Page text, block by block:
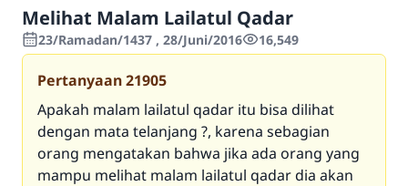
Melihat Malam Lailatul Qadar
23/Ramadan/1437 , 28/Juni/2016 16,549
Pertanyaan21905
Apakah malam lailatul qadar itu bisa dilihat
dengan mata telanjang ?, karena sebagian
orang mengatakan bahwa jika ada orang yang
mampu melihat malam lailatul qadar dia akan